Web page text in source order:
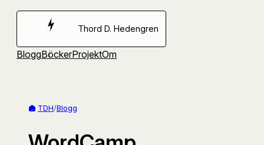
Hoppa
Thord D. Hedengren
BloggBöckerProjektOm
TDH/Blogg